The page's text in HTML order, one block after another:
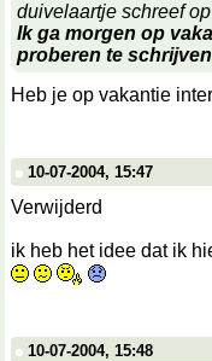
duivelaartje schreef op
Ik ga morgen op
proberen te
Heb je op vakantie
10-07-2004, 15:47
Verwijderd
ik heb het idee dat ik
10-07-2004, 15:48